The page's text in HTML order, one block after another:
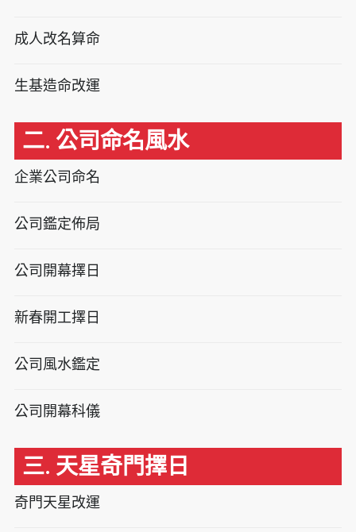
成人改名算命
生基造命改運
二. 公司命名風水
企業公司命名
公司鑑定佈局
公司開幕擇日
新春開工擇日
公司風水鑑定
公司開幕科儀
三. 天星奇門擇日
奇門天星改運